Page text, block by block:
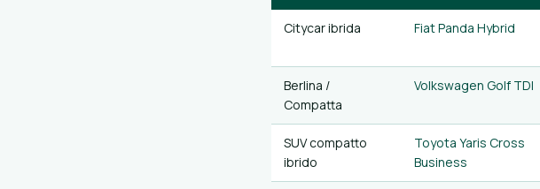
Citycar ibrida Fiat Panda Hybrid
Berlina /
Compatta
Volkswagen Golf TDI
SUV compatto
ibrido
Toyota Yaris Cross
Business